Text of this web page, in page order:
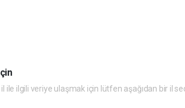
il ile ilgili veriye ulaşmak için lütfen aşağıdan bir il